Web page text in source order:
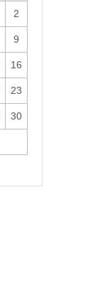
2
9
16
23
30